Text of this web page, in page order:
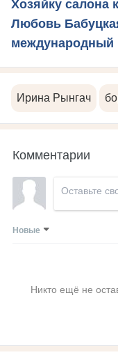
Хозяйку салона
Любовь
международный
Ирина Рынгач
Комментарии
Новые
Никто ещё не